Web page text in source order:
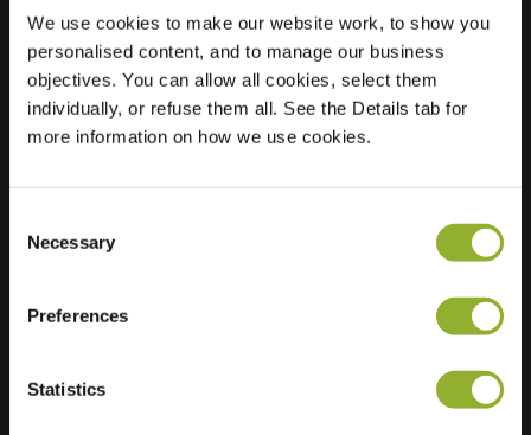
We use cookies to make our website work, to show you
personalised content, and to manage our business
objectives. You can allow all cookies, select them
individually, or refuse them all. See the Details tab for
more information on how we use cookies.
Selection
Necessary
Preferences
Statistics
Ubicación
Rue Du Maréchal
Foch
22200 Guingamp
Francia
Charging